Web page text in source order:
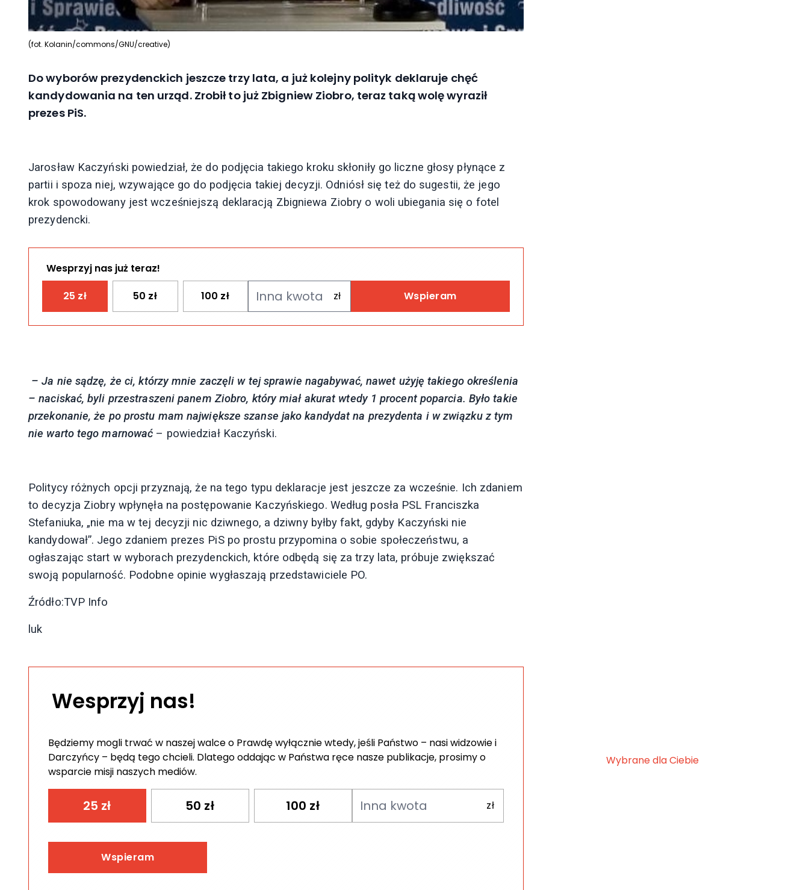
(fot. Kolanin/commons/GNU/creative)
Do wyborów prezydenckich jeszcze trzy lata, a już kolejny polityk deklaruje chęć
kandydowania na ten urząd. Zrobił to już Zbigniew Ziobro, teraz taką wolę wyraził
prezes PiS.
Jarosław Kaczyński powiedział, że do podjęcia takiego kroku skłoniły go liczne głosy płynące z
partii i spoza niej, wzywające go do podjęcia takiej decyzji. Odniósł się też do sugestii, że jego
krok spowodowany jest wcześniejszą deklaracją Zbigniewa Ziobry o woli ubiegania się o fotel
prezydencki.
Wesprzyj nas już teraz!
25 zł 50 zł 100 zł Wspieram
– Ja nie sądzę, że ci, którzy mnie zaczęli w tej sprawie nagabywać, nawet użyję takiego określenia
– naciskać, byli przestraszeni panem Ziobro, który miał akurat wtedy 1 procent poparcia. Było takie
przekonanie, że po prostu mam największe szanse jako kandydat na prezydenta i w związku z tym
nie warto tego marnować – powiedział Kaczyński.
Politycy różnych opcji przyznają, że na tego typu deklaracje jest jeszcze za wcześnie. Ich zdaniem
to decyzja Ziobry wpłynęła na postępowanie Kaczyńskiego. Według posła PSL Franciszka
Stefaniuka, „nie ma w tej decyzji nic dziwnego, a dziwny byłby fakt, gdyby Kaczyński nie
kandydował”. Jego zdaniem prezes PiS po prostu przypomina o sobie społeczeństwu, a
ogłaszając start w wyborach prezydenckich, które odbędą się za trzy lata, próbuje zwiększać
swoją popularność. Podobne opinie wygłaszają przedstawiciele PO.
Źródło:TVP Info
luk
Wesprzyj nas!
Będziemy mogli trwać w naszej walce o Prawdę wyłącznie wtedy, jeśli Państwo – nasi widzowie i
Darczyńcy – będą tego chcieli. Dlatego oddając w Państwa ręce nasze publikacje, prosimy o
wsparcie misji naszych mediów.
25 zł 50 zł 100 zł
Wspieram
Wybrane dla Ciebie